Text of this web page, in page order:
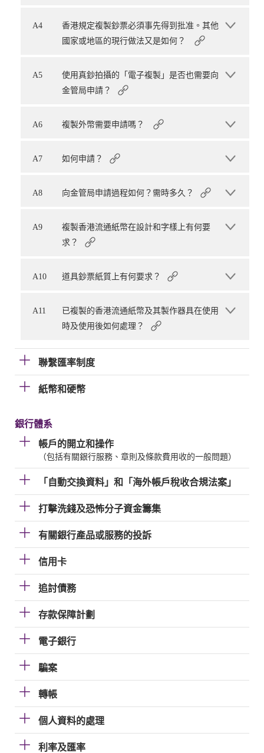
A4
香港規定複製鈔票必須事先得到批准。其他
國家或地區的現行做法又是如何？
A5
使用真鈔拍攝的「電子複製」是否也需要向
金管局申請？
A6 複製外幣需要申請嗎？
A7 如何申請？
A8 向金管局申請過程如何？需時多久？
A9
複製香港流通紙幣在設計和字樣上有何要
求？
A10 道具鈔票紙質上有何要求？
A11
已複製的香港流通紙幣及其製作器具在使用
時及使用後如何處理？
聯繫匯率制度
紙幣和硬幣
銀行體系
帳戶的開立和操作
（包括有關銀行服務、章則及條款費用收的一般問題）
「自動交換資料」和「海外帳戶稅收合規法案」
打擊洗錢及恐怖分子資金籌集
有關銀行產品或服務的投訴
信用卡
追討債務
存款保障計劃
電子銀行
騙案
轉帳
個人資料的處理
利率及匯率